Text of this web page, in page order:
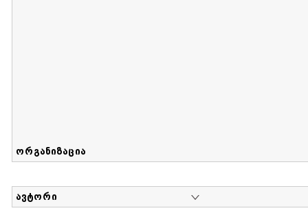
ორგანიზაცია
ავტორი